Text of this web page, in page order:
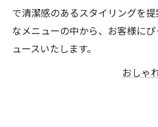
で清潔感のあるスタイリングを
なメニューの中から、お客様に
ュースいたします。
おしゃ